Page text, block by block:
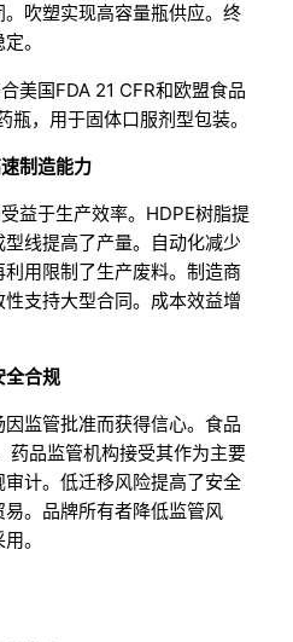
吹塑实现高容量瓶供应。终
。
美国FDA 21 CFR和欧盟食品
瓶，用于固体口服剂型包装。
制造能力
益于生产效率。HDPE树脂提
线提高了产量。自动化减少
用限制了生产废料。制造商
支持大型合同。成本效益增
全合规
监管批准而获得信心。食品
药品监管机构接受其作为主要
计。低迁移风险提高了安全
。品牌所有者降低监管风
。